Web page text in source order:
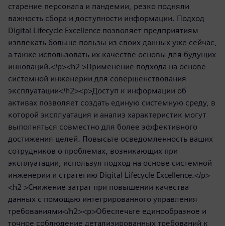
старение персонала и пандемии, резко подняли
важность сбора и доступности информации. Подход
Digital Lifecycle Excellence позволяет предприятиям
извлекать больше пользы из своих данных уже сейчас,
а также использовать их качестве основы для будущих
инноваций.</p><h2 >Применение подхода на основе
системной инженерии для совершенствования
эксплуатации</h2><p>Доступ к информации об
активах позволяет создать единую системную среду, в
которой эксплуатация и анализ характеристик могут
выполняться совместно для более эффективного
достижения целей. Повысьте осведомленность ваших
сотрудников о проблемах, возникающих при
эксплуатации, используя подход на основе системной
инженерии и стратегию Digital Lifecycle Excellence.</p>
<h2 >Снижение затрат при повышении качества
данных с помощью интегрированного управления
требованиями</h2><p>Обеспечьте единообразное и
точное соблюдение детализированных требований к